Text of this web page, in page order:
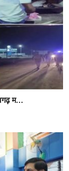
म...